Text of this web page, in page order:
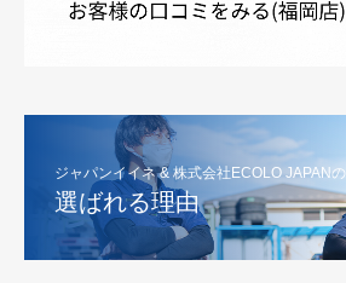
ジャパンイイネ & 株式会社ECOLO JAPANの
選ばれる理由